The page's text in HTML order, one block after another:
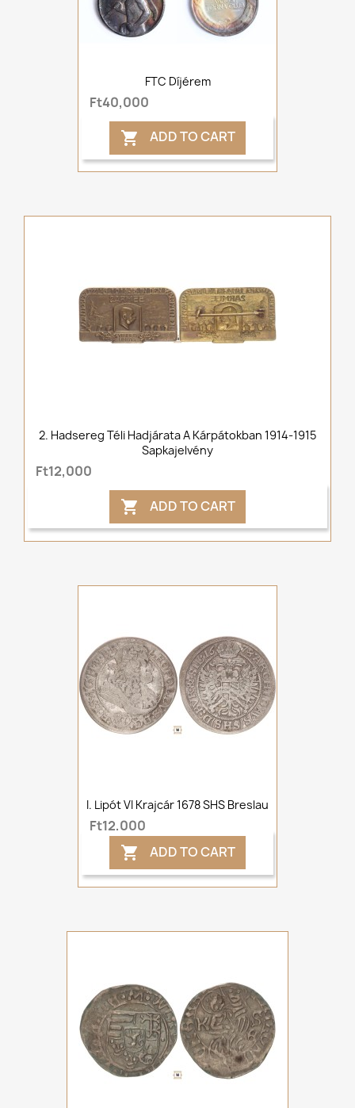
FTC Díjérem
Ft40,000
 ADD TO CART
2. Hadsereg Téli Hadjárata A Kárpátokban 1914-1915
Sapkajelvény
Ft12,000
 ADD TO CART
I. Lipót VI Krajcár 1678 SHS Breslau
Ft12,000
 ADD TO CART